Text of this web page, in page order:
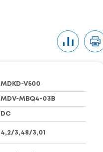
MDKD-V500
MDV-MBQ4-03B
DC
4,2/3,48/3,01